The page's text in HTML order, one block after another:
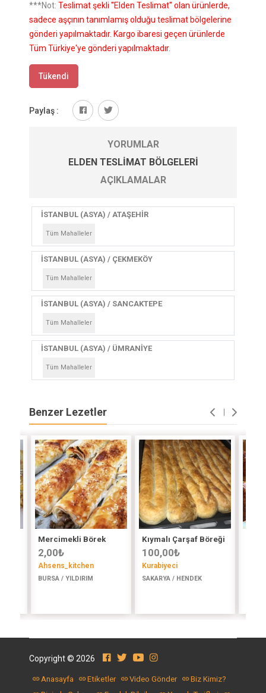
***Not: Teslimat şekli "Elden Teslimat" olan ürünlerde,
sadece aşçının tanımlamış olduğu teslimat bölgelerine
gönderi yapılmaktadır. Kargo ibaresi geçen ürünlerde
Tüm Türkiye'ye gönderi yapılmaktadır.
Tükendi
Paylaş :
YORUMLAR
ELDEN TESLIMAT BÖLGELERI
AÇIKLAMALAR
İSTANBUL (ASYA) / ATAŞEHİR
Tüm Mahalleler
İSTANBUL (ASYA) / ÇEKMEKÖY
Tüm Mahalleler
İSTANBUL (ASYA) / SANCAKTEPE
Tüm Mahalleler
İSTANBUL (ASYA) / ÜMRANİYE
Tüm Mahalleler
Benzer Lezetler
Mercimekli Börek
2,00₺
Ahsens_kitchen
BURSA / YILDIRIM
Kıymalı Çarşaf Böreği
100,00₺
Kurabiyeci
SAKARYA / HENDEK
Copyright © 2026
Anasayfa Etiketler Video Gönder
Biz Kimiz?